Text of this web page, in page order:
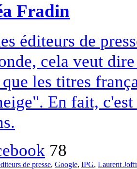
Fradin
éditeurs de
cela veut
les titres
En fait,
78
de presse, Google, IPG, Laurent